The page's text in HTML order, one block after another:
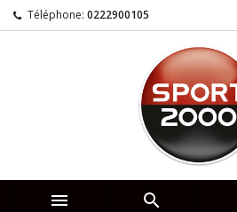
Téléphone: 0222900105
 